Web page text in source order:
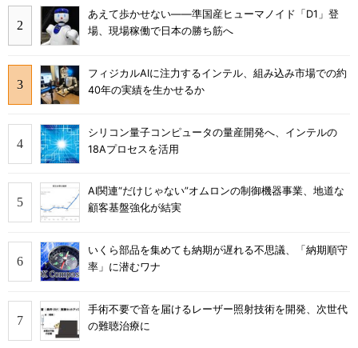
あえて歩かせない――準国産ヒューマノイド「D1」登
場、現場稼働で日本の勝ち筋へ
フィジカルAIに注力するインテル、組み込み市場での約
40年の実績を生かせるか
シリコン量子コンピュータの量産開発へ、インテルの
18Aプロセスを活用
AI関連“だけじゃない”オムロンの制御機器事業、地道な
顧客基盤強化が結実
いくら部品を集めても納期が遅れる不思議、「納期順守
率」に潜むワナ
手術不要で音を届けるレーザー照射技術を開発、次世代
の難聴治療に